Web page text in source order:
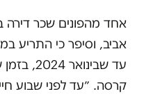
אחד מהפונים שכר דירה
אביב, וסיפר כי התריע
עד
קרסה. ״עד לפני שבוע